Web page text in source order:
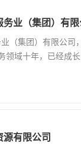
务业（集团）有
（集团）有限公司
领域十年，已经成
源有限公司